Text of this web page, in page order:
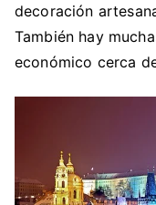
decoración
También hay
económico cerca